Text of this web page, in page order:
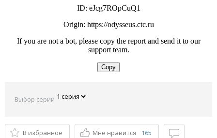
Выбор серии
В избранное Мне нравится 165